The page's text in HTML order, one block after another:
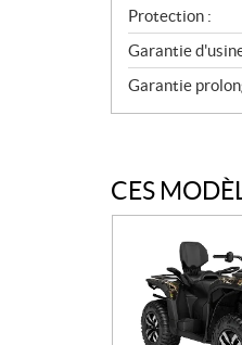
Protection :
Garantie
Garantie
CES